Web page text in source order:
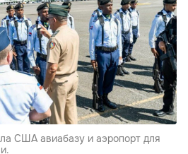
США авиабазу и аэропорт для